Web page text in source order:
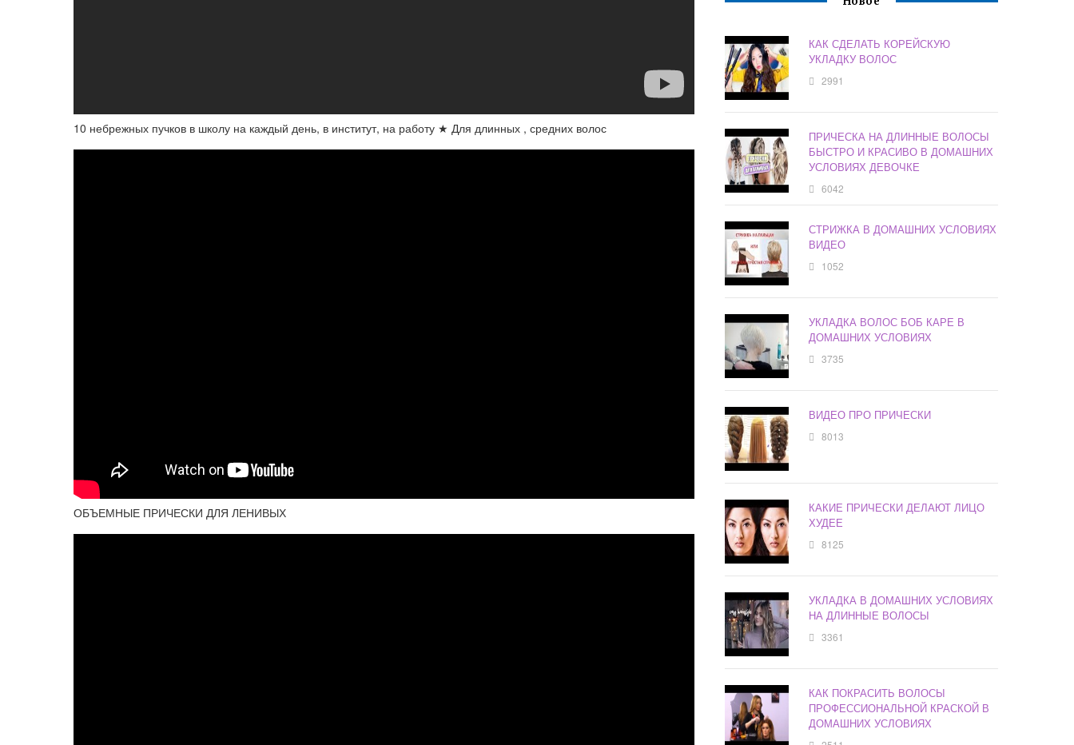
10 небрежных пучков в школу на каждый день, в институт, на работу ★ Для длинных , средних волос
ОБЪЕМНЫЕ ПРИЧЕСКИ ДЛЯ ЛЕНИВЫХ
КАК СДЕЛАТЬ КОРЕЙСКУЮ
УКЛАДКУ ВОЛОС
2991
ПРИЧЕСКА НА ДЛИННЫЕ ВОЛОСЫ
БЫСТРО И КРАСИВО В ДОМАШНИХ
УСЛОВИЯХ ДЕВОЧКЕ
6042
СТРИЖКА В ДОМАШНИХ УСЛОВИЯХ
ВИДЕО
1052
УКЛАДКА ВОЛОС БОБ КАРЕ В
ДОМАШНИХ УСЛОВИЯХ
3735
ВИДЕО ПРО ПРИЧЕСКИ
8013
КАКИЕ ПРИЧЕСКИ ДЕЛАЮТ ЛИЦО
ХУДЕЕ
8125
УКЛАДКА В ДОМАШНИХ УСЛОВИЯХ
НА ДЛИННЫЕ ВОЛОСЫ
3361
КАК ПОКРАСИТЬ ВОЛОСЫ
ПРОФЕССИОНАЛЬНОЙ КРАСКОЙ В
ДОМАШНИХ УСЛОВИЯХ